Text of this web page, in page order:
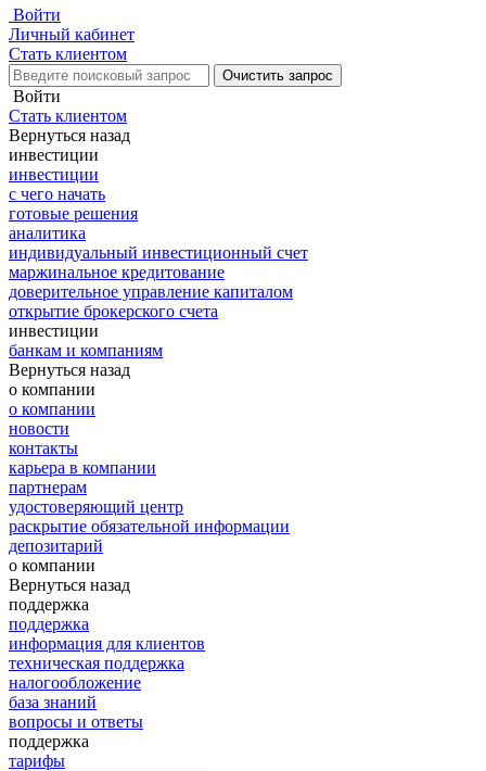
Войти
Личный кабинет
Стать клиентом
Очистить запрос
Войти
Стать клиентом
Вернуться назад
инвестиции
инвестиции
с чего начать
готовые решения
аналитика
индивидуальный инвестиционный счет
маржинальное кредитование
доверительное управление капиталом
открытие брокерского счета
инвестиции
банкам и компаниям
Вернуться назад
о компании
о компании
новости
контакты
карьера в компании
партнерам
удостоверяющий центр
раскрытие обязательной информации
депозитарий
о компании
Вернуться назад
поддержка
поддержка
информация для клиентов
техническая поддержка
налогообложение
база знаний
вопросы и ответы
поддержка
тарифы